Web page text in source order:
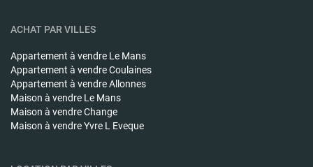
ACHAT PAR VILLES
Appartement à vendre Le Mans
Appartement à vendreCoulaines
Appartement à vendreAllonnes
Maison à vendre Le Mans
Maison à vendreChange
Maison à vendreYvre L Eveque